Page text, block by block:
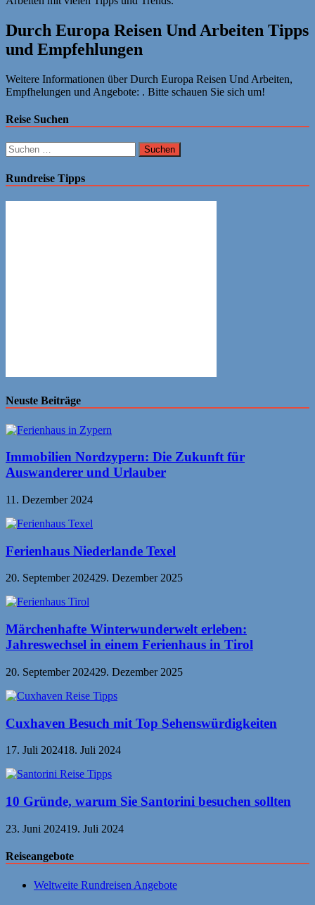
Durch Europa Reisen Und Arbeiten Tipps
und Empfehlungen
Weitere Informationen über Durch Europa Reisen Und Arbeiten,
Empfhelungen und Angebote: . Bitte schauen Sie sich um!
Reise Suchen
Suchen
nach:
Rundreise Tipps
Neuste Beiträge
Immobilien Nordzypern: Die Zukunft für
Auswanderer und Urlauber
11. Dezember 2024
Ferienhaus Niederlande Texel
20. September 202429. Dezember 2025
Märchenhafte Winterwunderwelt erleben:
Jahreswechsel in einem Ferienhaus in Tirol
20. September 202429. Dezember 2025
Cuxhaven Besuch mit Top Sehenswürdigkeiten
17. Juli 202418. Juli 2024
10 Gründe, warum Sie Santorini besuchen sollten
23. Juni 202419. Juli 2024
Reiseangebote
Weltweite Rundreisen Angebote